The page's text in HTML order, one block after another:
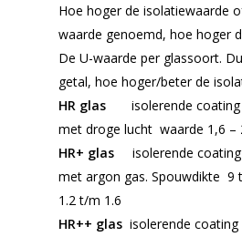
Hoe hoger de isolatiewaarde
waarde genoemd, hoe hoger
De U-waarde per glassoort.
getal, hoe hoger/beter de
HR glas isolerende coating
met droge lucht waarde 1,6 –
HR+ glas isolerende coating
met argon gas. Spouwdikte 9
1.2 t/m 1.6
HR++ glas isolerende